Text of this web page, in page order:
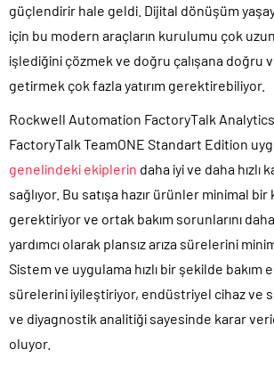
güçlendirir hale geldi. Dijital dönüşüm
için bu modern araçların kurulumu çok
işlediğini çözmek ve doğru çalışana doğru
getirmek çok fazla yatırım gerektirebiliyor.
Rockwell Automation FactoryTalk
FactoryTalk TeamONE Standart Edition
genelindeki ekiplerin daha iyi ve daha hızlı
sağlıyor. Bu satışa hazır ürünler minimal
gerektiriyor ve ortak bakım sorunlarını daha
yardımcı olarak plansız arıza sürelerini
Sistem ve uygulama hızlı bir şekilde bakım
sürelerini iyileştiriyor, endüstriyel cihaz ve
ve diyagnostik analitiği sayesinde karar
oluyor.